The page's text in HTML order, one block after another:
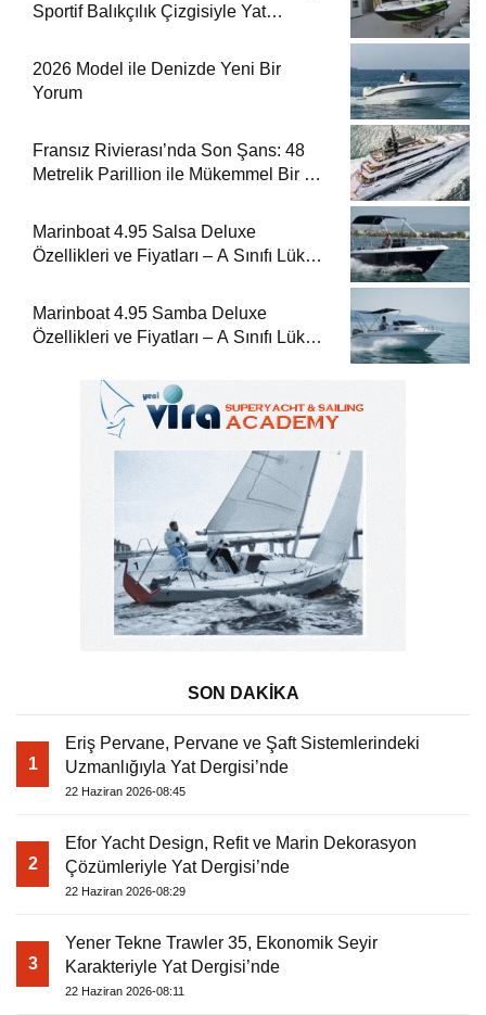
Sportif Balıkçılık Çizgisiyle Yat
2026 Model ile Denizde Yeni Bir
Yorum
Fransız Rivierası’nda Son Şans: 48
Metrelik Parillion ile Mükemmel Bir Yat
Marinboat 4.95 Salsa Deluxe
Özellikleri ve Fiyatları – A Sınıfı Lüks
Marinboat 4.95 Samba Deluxe
Özellikleri ve Fiyatları – A Sınıfı Lüks
SON DAKİKA
1
Eriş Pervane, Pervane ve Şaft Sistemlerindeki
Uzmanlığıyla Yat Dergisi’nde
22 Haziran 2026-08:45
2
Efor Yacht Design, Refit ve Marin Dekorasyon
Çözümleriyle Yat Dergisi’nde
22 Haziran 2026-08:29
3
Yener Tekne Trawler 35, Ekonomik Seyir
Karakteriyle Yat Dergisi’nde
22 Haziran 2026-08:11